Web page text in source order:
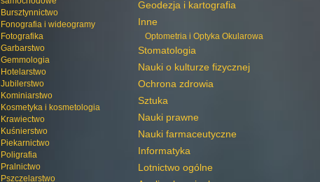
Bursztynnictwo
Fonografia i wideogramy
Fotografika
Garbarstwo
Gemmologia
Hotelarstwo
Jubilerstwo
Kominiarstwo
Kosmetyka i kosmetologia
Krawiectwo
Kuśnierstwo
Piekarnictwo
Poligrafia
Pralnictwo
Pszczelarstwo
Geodezja i kartografia
Inne
Optometria i Optyka Okularowa
Stomatologia
Nauki o kulturze fizycznej
Ochrona zdrowia
Sztuka
Nauki prawne
Nauki farmaceutyczne
Informatyka
Lotnictwo ogólne